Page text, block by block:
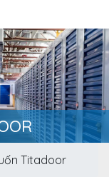
Titadoor